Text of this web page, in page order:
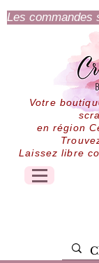
Les commandes
Votre
en région
Laissez libre